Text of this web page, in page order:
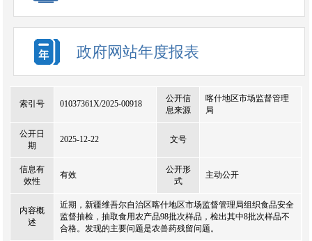
政府网站年度报表
索引号 01037361X/2025-00918
公开信
息来源
喀什地区市场监督管理
局
公开日
期
2025-12-22 文号
信息有
效性
有效
公开形
式
主动公开
内容概
述
近期，新疆维吾尔自治区喀什地区市场监督管理局组织食品安全
监督抽检，抽取食用农产品98批次样品，检出其中8批次样品不
合格。发现的主要问题是农兽药残留问题。